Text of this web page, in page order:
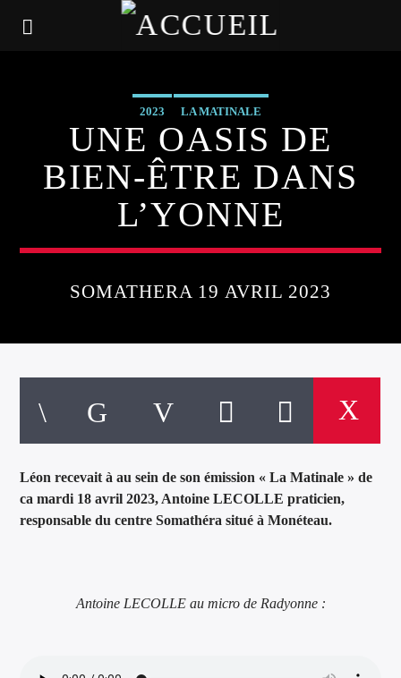
2023 LA MATINALE
UNE OASIS DE
BIEN-ÊTRE DANS
L’YONNE
SOMATHERA 19 AVRIL 2023
Léon recevait à au sein de son émission « La Matinale » de
ca mardi 18 avril 2023, Antoine LECOLLE praticien,
responsable du centre Somathéra situé à Monéteau.
Antoine LECOLLE au micro de Radyonne :